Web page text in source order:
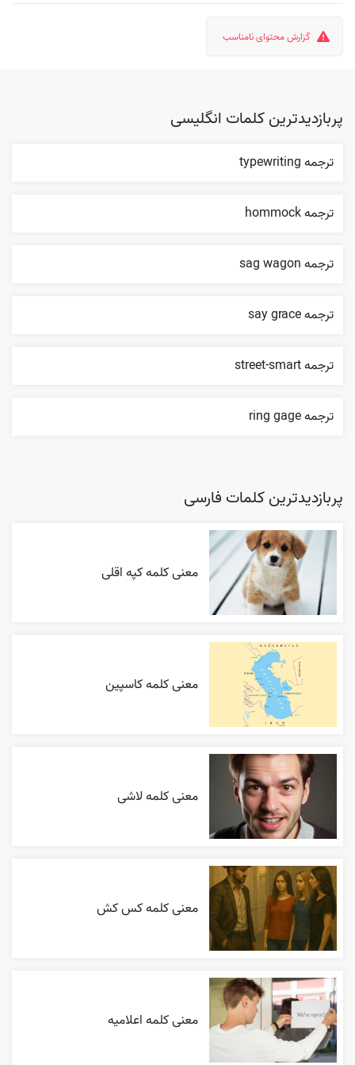
گزارش محتوای نامناسب
پربازدیدترین کلمات انگلیسی
ترجمه typewriting
ترجمه hommock
ترجمه sag wagon
ترجمه say grace
ترجمه street-smart
ترجمه ring gage
پربازدیدترین کلمات فارسی
معنی کلمه کپه اقلی
معنی کلمه کاسپین
معنی کلمه لاشی
معنی کلمه کس کش
معنی کلمه اعلاميه